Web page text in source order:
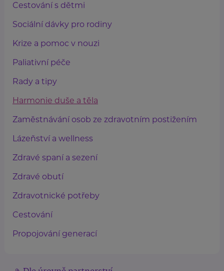
Cestování s dětmi
Sociální dávky pro rodiny
Krize a pomoc v nouzi
Paliativní péče
Rady a tipy
Harmonie duše a těla
Zaměstnávání osob ze zdravotním postižením
Lázeňství a wellness
Zdravé spaní a sezení
Zdravé obutí
Zdravotnické potřeby
Cestování
Propojování generací